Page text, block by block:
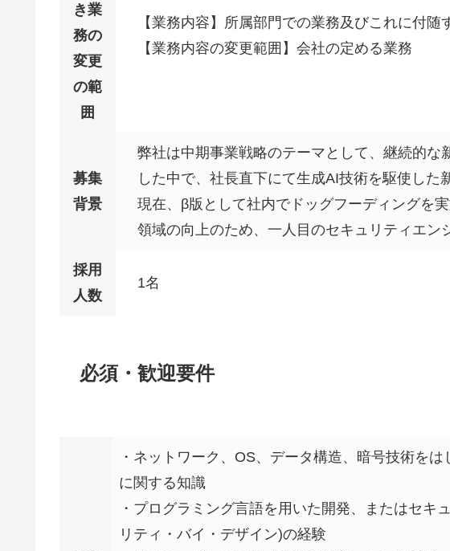
き業
務の
変更
の範
囲
【業務内容】所属部門での業務及びこれに付随
【業務内容の変更範囲】会社の定める業務
募集
背景
弊社は中期事業戦略のテーマとして、継続的な
した中で、社長直下にて生成AI技術を駆使した
現在、β版として社内でドッグフーディングを
領域の向上のため、一人目のセキュリティエン
採用
人数
1名
必須・歓迎要件
・ネットワーク、OS、データ構造、暗号技術を
に関する知識
・プログラミング言語を用いた開発、またはセキ
リティ・バイ・デザイン)の経験